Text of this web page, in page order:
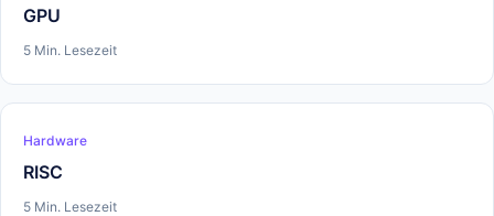
GPU
5 Min. Lesezeit
Hardware
RISC
5 Min. Lesezeit